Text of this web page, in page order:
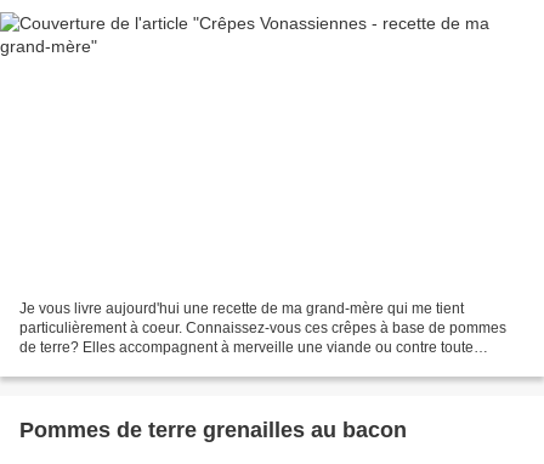
Je vous livre aujourd'hui une recette de ma grand-mère qui me tient
particulièrement à coeur. Connaissez-vous ces crêpes à base de pommes
de terre? Elles accompagnent à merveille une viande ou contre toute
Pommes de terre grenailles au bacon